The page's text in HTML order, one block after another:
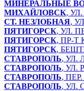
МИНЕРАЛЬНЫЕ
МИХАЙЛОВСК,
СТ. НЕЗЛОБНАЯ,
ПЯТИГОРСК, УЛ.
ПЯТИГОРСК, ПР-Т
ПЯТИГОРСК,
СТАВРОПОЛЬ, УЛ.
СТАВРОПОЛЬ, УЛ.
СТАВРОПОЛЬ,
СТАВРОПОЛЬ, УЛ.